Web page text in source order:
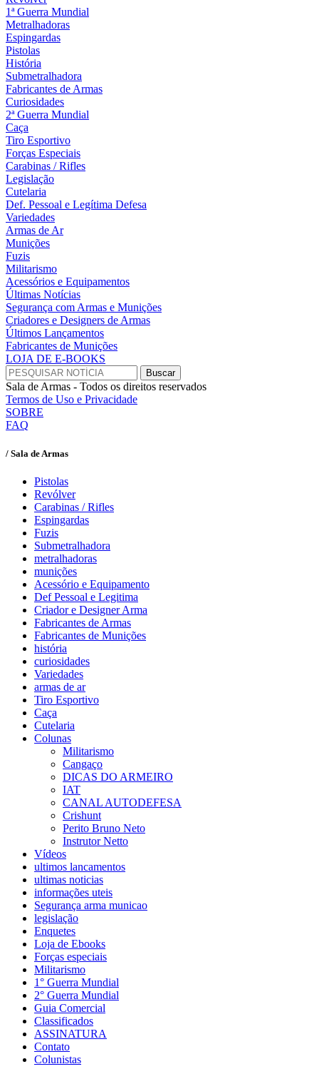
1ª Guerra Mundial
Metralhadoras
Espingardas
Pistolas
História
Submetralhadora
Fabricantes de Armas
Curiosidades
2ª Guerra Mundial
Caça
Tiro Esportivo
Forças Especiais
Carabinas / Rifles
Legislação
Cutelaria
Def. Pessoal e Legítima Defesa
Variedades
Armas de Ar
Munições
Fuzis
Militarismo
Acessórios e Equipamentos
Últimas Notícias
Segurança com Armas e Munições
Criadores e Designers de Armas
Últimos Lançamentos
Fabricantes de Munições
LOJA DE E-BOOKS
Sala de Armas - Todos os direitos reservados
Termos de Uso e Privacidade
SOBRE
FAQ
/ Sala de Armas
Pistolas
Revólver
Carabinas / Rifles
Espingardas
Fuzis
Submetralhadora
metralhadoras
munições
Acessório e Equipamento
Def Pessoal e Legitima
Criador e Designer Arma
Fabricantes de Armas
Fabricantes de Munições
história
curiosidades
Variedades
armas de ar
Tiro Esportivo
Caça
Cutelaria
Colunas
Militarismo
Cangaço
DICAS DO ARMEIRO
IAT
CANAL AUTODEFESA
Crishunt
Perito Bruno Neto
Instrutor Netto
Vídeos
ultimos lancamentos
ultimas noticias
informações uteis
Segurança arma municao
legislação
Enquetes
Loja de Ebooks
Forças especiais
Militarismo
1° Guerra Mundial
2° Guerra Mundial
Guia Comercial
Classificados
ASSINATURA
Contato
Colunistas